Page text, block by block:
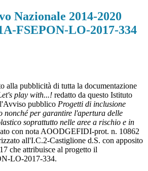
Nazionale 2014-2020
FSEPON-LO-2017-334
alla pubblicità di tutta la documentazione
play with...! redatto da questo Istituto
pubblico Progetti di inclusione
nonché per garantire l'apertura delle
soprattutto nelle aree a rischio e in
con nota AOODGEFIDI-prot. n. 10862
all'I.C.2-Castiglione d.S. con apposito
che attribuisce al progetto il
LO-2017-334.